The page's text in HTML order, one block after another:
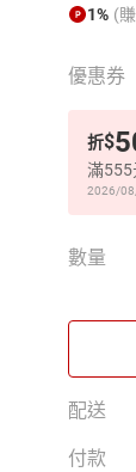
1% (
優惠券
折$
滿555
2026/
數量
配送
付款